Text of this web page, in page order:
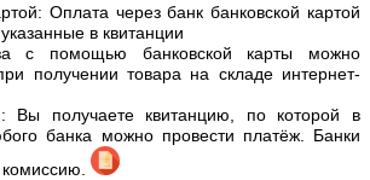
Оплата через банк банковской картой
в квитанции
с помощью банковской карты можно
получении товара на складе интернет-
Вы получаете квитанцию, по которой в
банка можно провести платёж. Банки